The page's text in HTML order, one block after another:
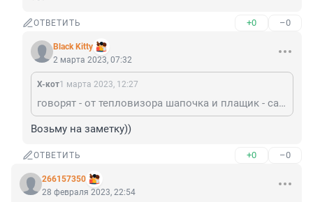
ОТВЕТИТЬ +0 –0
Black Kitty
2 марта 2023, 07:32
X-кот1 марта 2023, 12:27
говорят - от тепловизора шапочка и плащик - самое то!
Возьму на заметку))
ОТВЕТИТЬ +0 –0
266157350
28 февраля 2023, 22:54